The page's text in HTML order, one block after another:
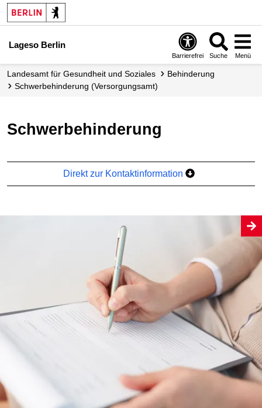
Lageso Berlin
Barrierefrei Suche Menü
Landesamt für Gesundheit und Soziales
Behinderung
Schwer­behinderung (Versorgungs­amt)
Schwerbehinderung
Direkt zur Kontaktinformation